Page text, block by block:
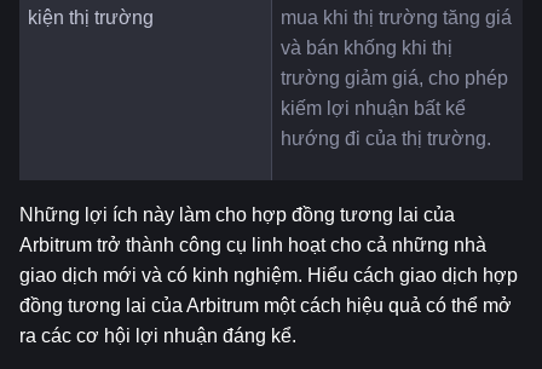
kiện thị trường
mua khi thị trường tăng giá
và bán khống khi thị
trường giảm giá, cho phép
kiếm lợi nhuận bất kể
hướng đi của thị trường.
Những lợi ích này làm cho hợp đồng tương lai của
Arbitrum trở thành công cụ linh hoạt cho cả những nhà
giao dịch mới và có kinh nghiệm. Hiểu cách giao dịch hợp
đồng tương lai của Arbitrum một cách hiệu quả có thể mở
ra các cơ hội lợi nhuận đáng kể.